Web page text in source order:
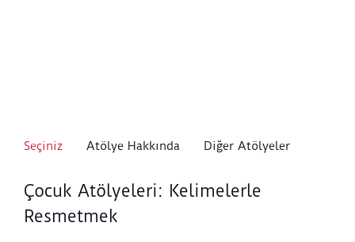
Seçiniz Atölye Hakkında Diğer Atölyeler
Çocuk Atölyeleri: Kelimelerle
Resmetmek